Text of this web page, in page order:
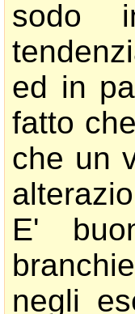
sodo
ed in
fatto
che un
E'
negli